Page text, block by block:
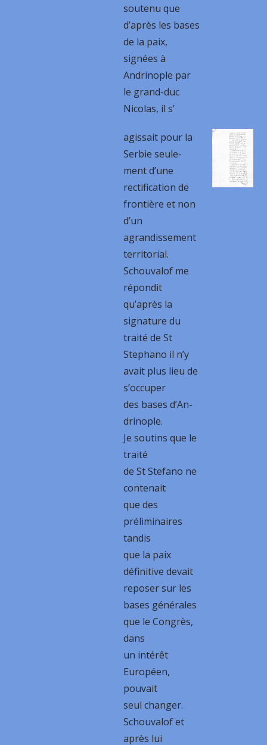
soutenu que
d’après les bases
de la paix,
signées à
Andrinople par
le grand-duc
Nicolas, il s’
agissait pour la
Serbie seule-
ment d’une
rectification de
frontière et non
d’un
agrandissement
territorial.
Schouvalof me
répondit
qu’après la
signature du
traité de St
Stephano il n’y
avait plus lieu de
s’occuper
des bases d’An-
drinople.
Je soutins que le
traité
de St Stefano ne
contenait
que des
préliminaires
tandis
que la paix
définitive devait
reposer sur les
bases générales
que le Congrès,
dans
un intérêt
Européen,
pouvait
seul changer.
Schouvalof et
après lui